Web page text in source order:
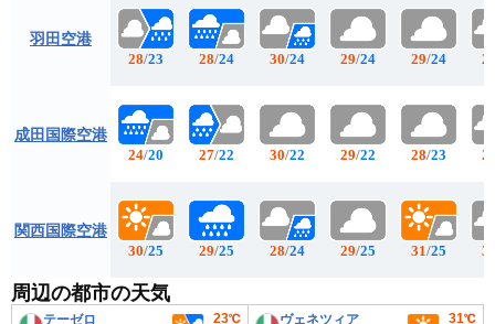
羽田空港
成田国際空港
関西国際空港
28/23
24/20
30/25
28/24
27/22
29/25
30/24
30/22
28/24
29/24
29/22
29/25
29/24
28/23
31/25
周辺の都市の天気
テーゼロ
23℃
ヴェネツィア
31℃